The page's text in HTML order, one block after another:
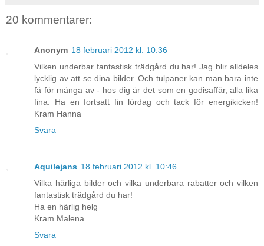
20 kommentarer:
Anonym 18 februari 2012 kl. 10:36
Vilken underbar fantastisk trädgård du har! Jag blir alldeles
lycklig av att se dina bilder. Och tulpaner kan man bara inte
få för många av - hos dig är det som en godisaffär, alla lika
fina. Ha en fortsatt fin lördag och tack för energikicken!
Kram Hanna
Svara
Aquilejans 18 februari 2012 kl. 10:46
Vilka härliga bilder och vilka underbara rabatter och vilken
fantastisk trädgård du har!
Ha en härlig helg
Kram Malena
Svara